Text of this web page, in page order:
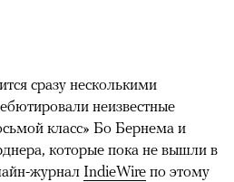
сразу несколькими
неизвестные
класс» Бо Бернема и
которые пока не вышли в
журнал IndieWire по этому